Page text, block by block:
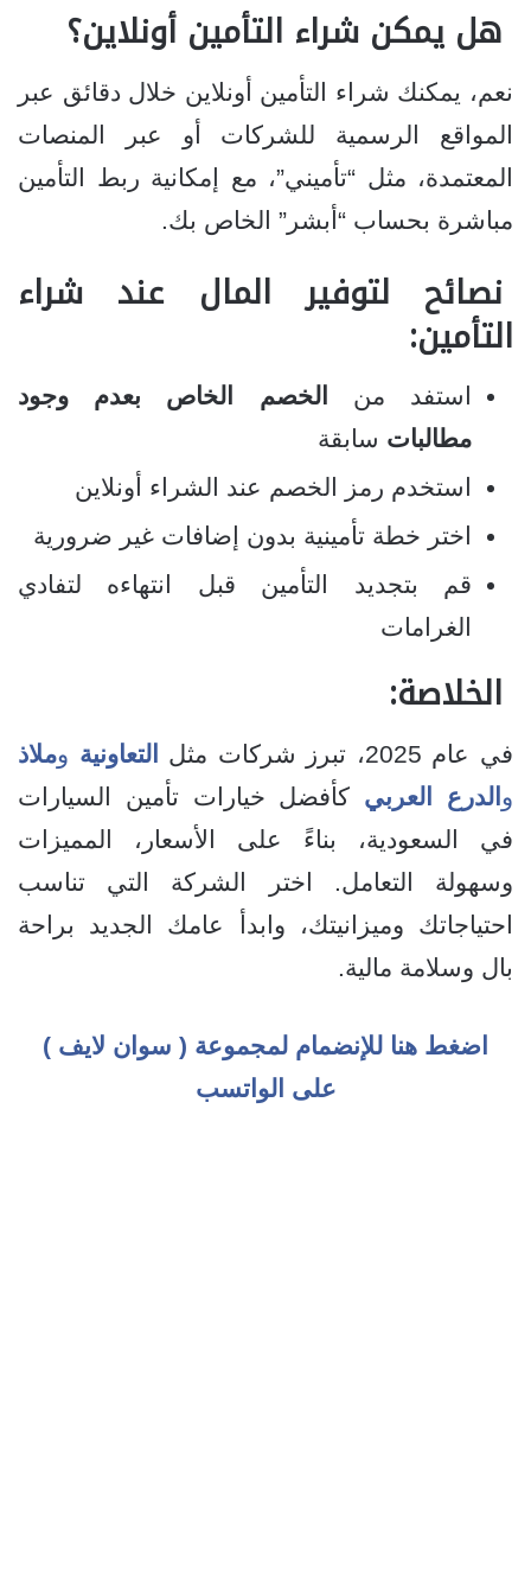
هل يمكن شراء التأمين أونلاين؟
نعم، يمكنك شراء التأمين أونلاين خلال دقائق عبر
المواقع الرسمية للشركات أو عبر المنصات
المعتمدة، مثل “تأميني”، مع إمكانية ربط التأمين
مباشرة بحساب “أبشر” الخاص بك.
نصائح لتوفير المال عند شراء
التأمين:
استفد من
الخصم الخاص بعدم وجود
مطالبات سابقة
استخدم رمز الخصم عند الشراء أونلاين
اختر خطة تأمينية بدون إضافات غير ضرورية
قم بتجديد التأمين قبل انتهاءه لتفادي
الغرامات
الخلاصة:
في عام 2025، تبرز شركات مثل التعاونية وملاذ
والدرع العربي كأفضل خيارات تأمين السيارات
في السعودية، بناءً على الأسعار، المميزات
وسهولة التعامل. اختر الشركة التي تناسب
احتياجاتك وميزانيتك، وابدأ عامك الجديد براحة
بال وسلامة مالية.
اضغط هنا للإنضمام لمجموعة ( سوان لايف )
على الواتسب